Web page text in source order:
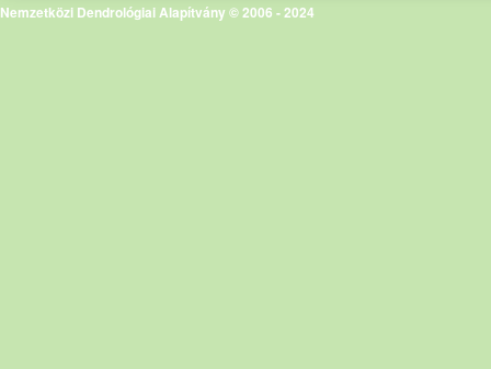
Nemzetközi Dendrológiai Alapítvány © 2006 - 2024